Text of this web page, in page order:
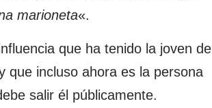
marioneta«.
que ha tenido la joven de
que incluso ahora es la persona
salir él públicamente.